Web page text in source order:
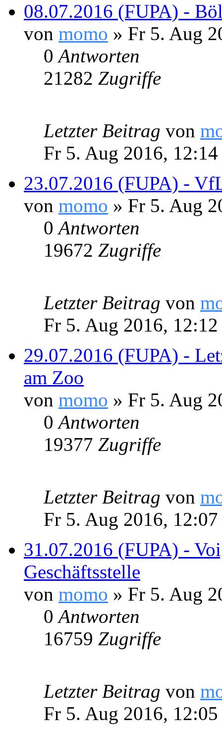
08.07.2016 (FUPA) -
von momo » Fr 5. Aug
0Antworten
21282 Zugriffe
Letzter Beitrag von
Fr 5. Aug 2016, 12:14
23.07.2016 (FUPA) -
von momo » Fr 5. Aug
0Antworten
19672 Zugriffe
Letzter Beitrag von
Fr 5. Aug 2016, 12:12
29.07.2016 (FUPA) -
am Zoo
von momo » Fr 5. Aug
0Antworten
19377 Zugriffe
Letzter Beitrag von
Fr 5. Aug 2016, 12:07
31.07.2016 (FUPA) -
Geschäftsstelle
von momo » Fr 5. Aug
0Antworten
16759 Zugriffe
Letzter Beitrag von
Fr 5. Aug 2016, 12:05